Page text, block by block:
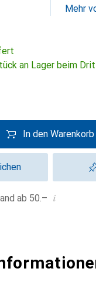
Mehr
an Lager beim
In den Warenkorb
ab 50.– i